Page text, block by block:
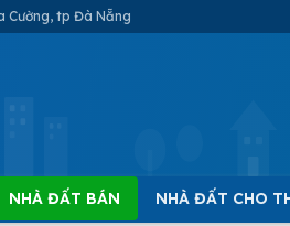
Cường, tp Đà Nẵng
NHÀ ĐẤT BÁN NHÀ ĐẤT CHO